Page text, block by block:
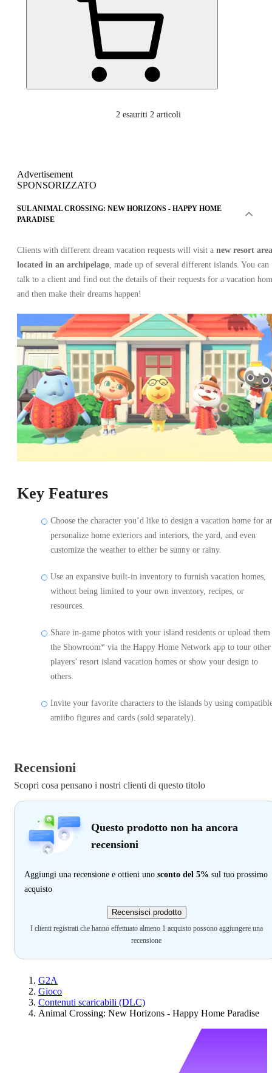
2 esauriti 2 articoli
Advertisement
SPONSORIZZATO
SUL ANIMAL CROSSING: NEW HORIZONS - HAPPY HOME
PARADISE
Clients with different dream vacation requests will visit a new resort area
located in an archipelago , made up of several different islands. You can
talk to a client and find out the details of their requests for a vacation
and then make their dreams happen!
Key Features
Choose the character you’d like to design a vacation home for
personalize home exteriors and interiors, the yard, and even
customize the weather to either be sunny or rainy.
Use an expansive built-in inventory to furnish vacation homes,
without being limited to your own inventory, recipes, or
resources.
Share in-game photos with your island residents or upload
the Showroom* via the Happy Home Network app to tour other
players’ resort island vacation homes or show your design to
others.
Invite your favorite characters to the islands by using
amiibo figures and cards (sold separately).
Recensioni
Scopri cosa pensano i nostri clienti di questo titolo
Questo prodotto non ha ancora
recensioni
Aggiungi una recensione e ottieni uno sconto del 5% sul tuo prossimo
acquisto
Recensisci prodotto
I clienti registrati che hanno effettuato almeno 1 acquisto possono aggiungere una
recensione
G2A
Gioco
Contenuti scaricabili (DLC)
Animal Crossing: New Horizons - Happy Home Paradise